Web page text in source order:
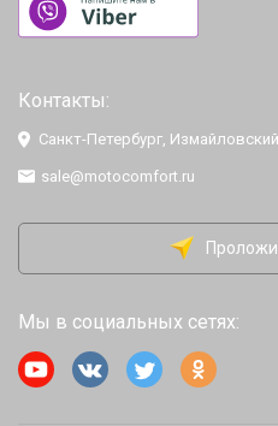
Контакты:
Санкт-Петербург,
sale@motocomfort.ru
Мы в социальных сетях: